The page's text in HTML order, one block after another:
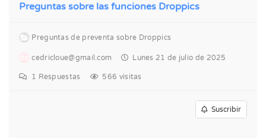
Preguntas sobre las funciones Droppics
Preguntas de preventa sobre Droppics
cedricloue@gmail.com Lunes 21 de julio de 2025
1 Respuestas 566 visitas
Suscribir